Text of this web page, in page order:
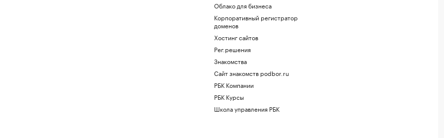
Облако для бизнеса
Корпоративный регистратор
доменов
Хостинг сайтов
Рег.решения
Знакомства
Сайт знакомств podbor.ru
РБК Компании
РБК Курсы
Школа управления РБК